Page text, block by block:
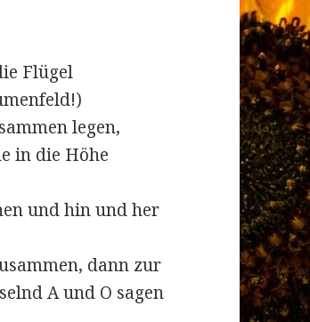
Flügel
legen,
in die Höhe
und hin und her
dann zur
A und O sagen